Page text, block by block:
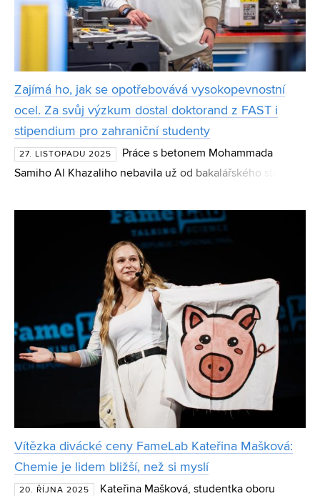
Zajímá ho, jak se opotřebovává vysokopevnostní
ocel. Za svůj výzkum dostal doktorand z FAST i
stipendium pro zahraniční studenty
27. LISTOPADU 2025
Práce s betonem Mohammada
Samiho Al Khazaliho nebavila už od bakalářského studia.
na Fakultě stavební VUT věnoval oceli. Zajímalo ho, jak
Vítězka divácké ceny FameLab Kateřina Mašková:
Chemie je lidem bližší, než si myslí
20. ŘÍJNA 2025
Kateřina Mašková, studentka oboru